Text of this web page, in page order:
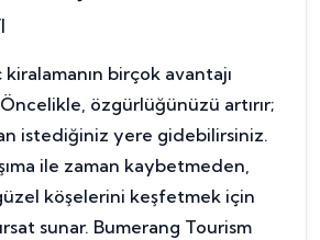
birçok avantajı
özgürlüğünüzü artırır;
istediğiniz yere gidebilirsiniz.
ile zaman kaybetmeden,
köşelerini keşfetmek için
sunar. Bumerang Tourism